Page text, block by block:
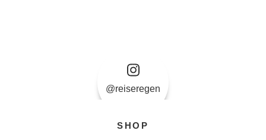
@reiseregen
SHOP